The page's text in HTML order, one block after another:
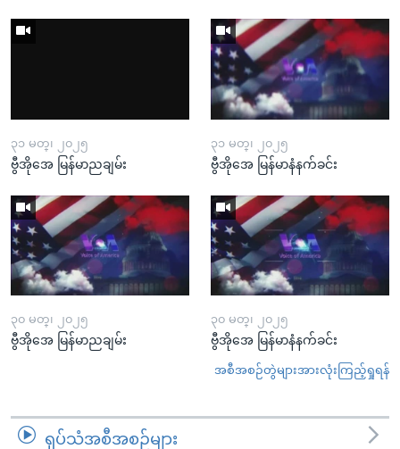
၃၁ မတ္၊ ၂၀၂၅
ဗွီအိုအေ မြန်မာညချမ်း
၃၁ မတ္၊ ၂၀၂၅
ဗွီအိုအေ မြန်မာနံနက်ခင်း
၃၀ မတ္၊ ၂၀၂၅
ဗွီအိုအေ မြန်မာညချမ်း
၃၀ မတ္၊ ၂၀၂၅
ဗွီအိုအေ မြန်မာနံနက်ခင်း
အစီအစဉ်တွဲများအားလုံးကြည့်ရှုရန်
ရုပ်သံအစီအစဉ်များ